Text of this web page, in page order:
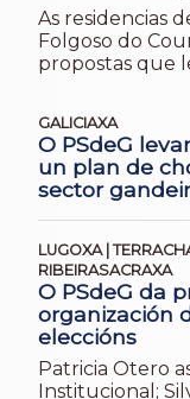
As residencias
Folgoso do
propostas que
GALICIAXA
O PSdeG
un plan de
sector
LUGOXA |
RIBEIRASACRAXA
O PSdeG da
organización
eleccións
Patricia Otero
Institucional;